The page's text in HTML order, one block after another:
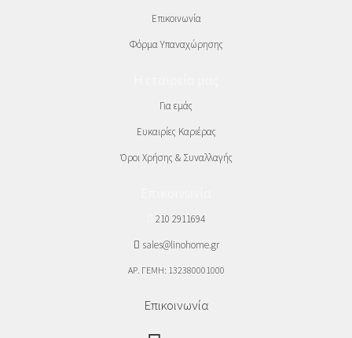
Επικοινωνία
Φόρμα Υπαναχώρησης
Για εμάς
Ευκαιρίες Καριέρας
Όροι Χρήσης & Συναλλαγής
210 2911694
sales@linohome.gr
ΑΡ. ΓΕΜΗ: 132380001000
Επικοινωνία